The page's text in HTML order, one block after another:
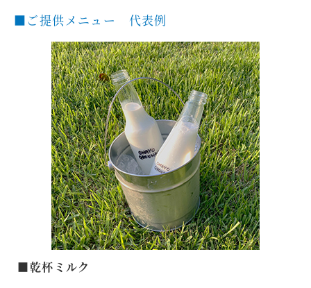
■ご提供メニュー 代表例
■乾杯ミルク